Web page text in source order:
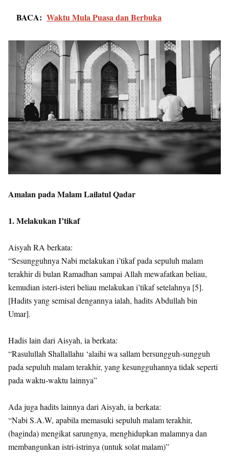
BACA: Waktu Mula Puasa dan Berbuka
Amalan pada Malam Lailatul Qadar
1. Melakukan I’tikaf
Aisyah RA berkata:
“Sesungguhnya Nabi melakukan i’tikaf pada sepuluh malam
terakhir di bulan Ramadhan sampai Allah mewafatkan beliau,
kemudian isteri-isteri beliau melakukan i’tikaf setelahnya [5].
[Hadits yang semisal dengannya ialah, hadits Abdullah bin
Umar].
Hadis lain dari Aisyah, ia berkata:
“Rasulullah Shallallahu ‘alaihi wa sallam bersungguh-sungguh
pada sepuluh malam terakhir, yang kesungguhannya tidak seperti
pada waktu-waktu lainnya”
Ada juga hadits lainnya dari Aisyah, ia berkata:
“Nabi S.A.W, apabila memasuki sepuluh malam terakhir,
(baginda) mengikat sarungnya, menghidupkan malamnya dan
membangunkan istri-istrinya (untuk solat malam)”